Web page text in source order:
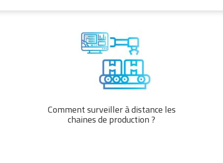
Comment surveiller à distance les
chaines de production ?